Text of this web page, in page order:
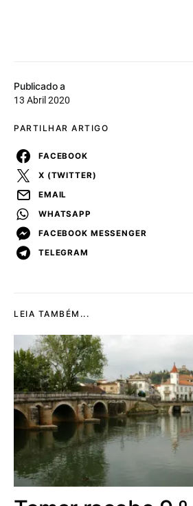
Publicado a
13 Abril 2020
PARTILHAR ARTIGO
FACEBOOK
X (TWITTER)
EMAIL
WHATSAPP
FACEBOOK MESSENGER
TELEGRAM
LEIA TAMBÉM...